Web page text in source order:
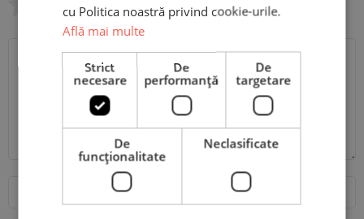
0/5
Scrie recenzia ta
cu Politica noastră privind cookie-urile.
Află mai multe
Strict
necesare
De
performanță
De
targetare
De
funcţionalitate
Neclasificate